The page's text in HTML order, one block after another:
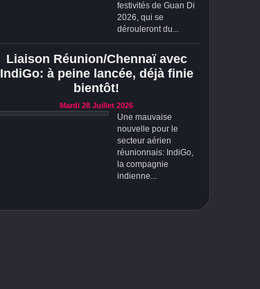
festivités de Guan Di
2026, qui se
dérouleront du...
Liaison Réunion/Chennaï avec
IndiGo: à peine lancée, déjà finie
bientôt!
Mardi 28 Juillet 2026
Une mauvaise
nouvelle pour le
secteur aérien
réunionnais: IndiGo,
la compagnie
indienne...